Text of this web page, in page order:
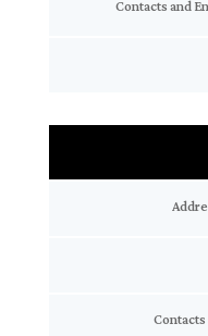
Contacts and